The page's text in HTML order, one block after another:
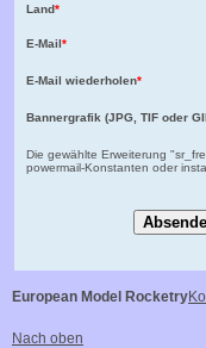
Land*
E-Mail*
E-Mail wiederholen*
Bannergrafik (JPG, TIF oder
Die gewählte Erweiterung
powermail-Konstanten oder
European Model Rocketry
Nach oben